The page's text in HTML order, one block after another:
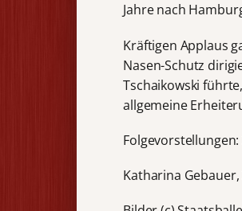
Jahre nach
Kräftigen Applaus
Nasen-Schutz
Tschaikowski
allgemeine
Folgevorstellungen:
Katharina Gebauer,